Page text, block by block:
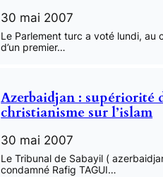
30 mai 2007
Le Parlement turc a voté lundi, au
d’un premier…
Azerbaidjan : supériorité
christianisme sur l’islam
30 mai 2007
Le Tribunal de Sabayil (
condamné Rafig TAGUI…